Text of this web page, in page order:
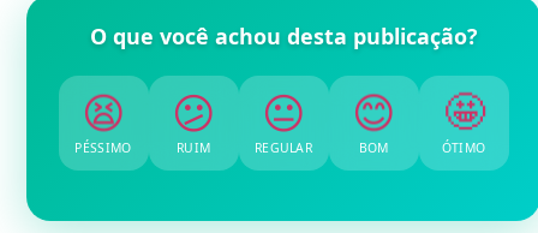
O que você achou desta publicação?
😫
PÉSSIMO
😕
RUIM
😐
REGULAR
😊
BOM
🤩
ÓTIMO